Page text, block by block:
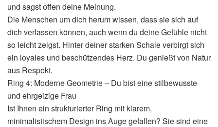
und sagst offen deine Meinung.
Die Menschen um dich herum wissen, dass sie sich auf
dich verlassen können, auch wenn du deine Gefühle nicht
so leicht zeigst. Hinter deiner starken Schale verbirgt sich
ein loyales und beschützendes Herz. Du genießt von Natur
aus Respekt.
Ring 4: Moderne Geometrie – Du bist eine stilbewusste
und ehrgeizige Frau
Ist Ihnen ein strukturierter Ring mit klarem,
minimalistischem Design ins Auge gefallen? Sie sind eine